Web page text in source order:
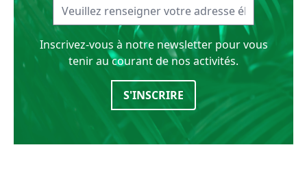
Inscrivez-vous à notre newsletter pour vous
tenir au courant de nos activités.
S'INSCRIRE